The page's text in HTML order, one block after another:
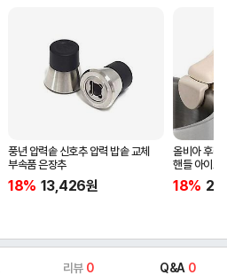
풍년 압력솥 신호추 압력 밥솥 교체
부속품 은장추
18% 13,426원
올비아 후라
핸들 아이보
18%
리뷰 0 Q&A 0